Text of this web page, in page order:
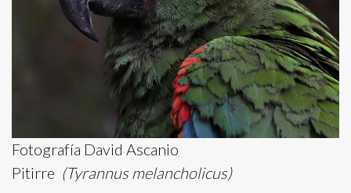
Fotografía David Ascanio
Pitirre (Tyrannus melancholicus)